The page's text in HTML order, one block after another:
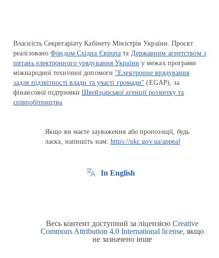
Власність Секретаріату Кабінету Міністрів України. Проєкт
реалізованоФондом Східна Європа та Державним агентством з
питань електронного урядування України у межах програми
міжнародної технічної допомоги "Електронне врядування
задля підзвітності влади та участі громади" (EGAP), за
фінансової підтримкиШвейцарської агенції розвитку та
співробітництва
Якщо ви маєте зауваження або пропозиції, будь
ласка, напишіть нам:https://ukc.gov.ua/appeal
In English
Весь контент доступний за ліцензією Creative
Commons Attribution 4.0 International license, якщо
не зазначено інше